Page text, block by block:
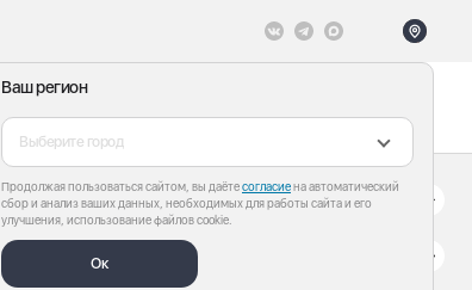
Ваш регион
Выберите город
Продолжая пользоваться сайтом, вы даётесогласиена автоматический
сбор и анализ ваших данных, необходимых для работы сайта и его
улучшения, использование файлов cookie.
Ок